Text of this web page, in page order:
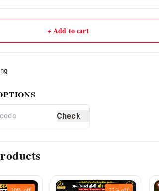
+ Add to cart
Check
20% off 22%off